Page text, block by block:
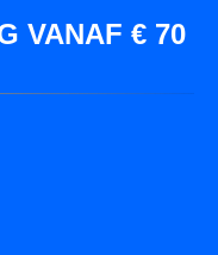
VANAF € 70